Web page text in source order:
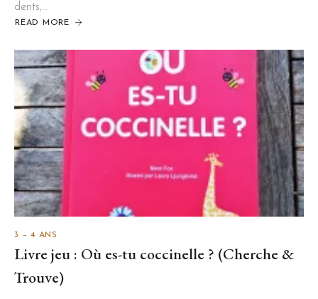
dents,…
READ MORE
3 – 4 ANS
Livre jeu : Où es-tu coccinelle ? (Cherche &
Trouve)